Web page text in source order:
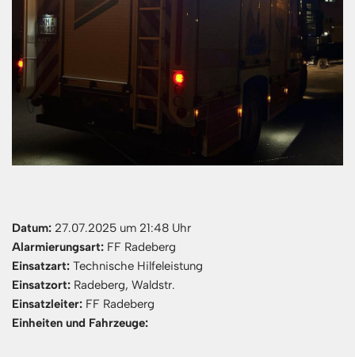
Datum: 27.07.2025 um 21:48 Uhr
Alarmierungsart: FF Radeberg
Einsatzart: Technische Hilfeleistung
Einsatzort: Radeberg, Waldstr.
Einsatzleiter: FF Radeberg
Einheiten und Fahrzeuge: